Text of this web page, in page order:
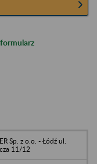
formularz
Sp. z o.o. - Łódź ul.
11/12